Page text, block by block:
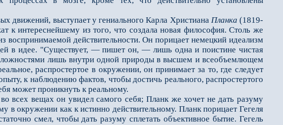
выступает у гениального Карла Христиана Планка (1819-
к интереснейшему из того, что создала новая философия. Столь же
действительности. Он порицает немецкий идеализм
в идее. "Существует, — пишет он, — лишь одна и поистине чистая
лишь внутри одной природы в высшем и всеобъемлющем
распростертое в окружении, он принимает за то, где следует
к наблюдению фактов, чтобы достичь реального, распростертого
может проникнуть к реальному.
всех вещах он увидел самого себя; Планк же хочет не дать разуму
в окружении как к истинно действительному. Планк порицает Гегеля
смел, чтобы дать разуму сплетать объективное бытие. Гегель